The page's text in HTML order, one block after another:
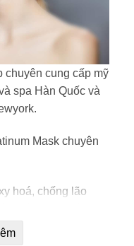
chuyên cung cấp mỹ
spa Hàn Quốc và
Mask chuyên
hoá, chống lão
loại nặng hấp thụ